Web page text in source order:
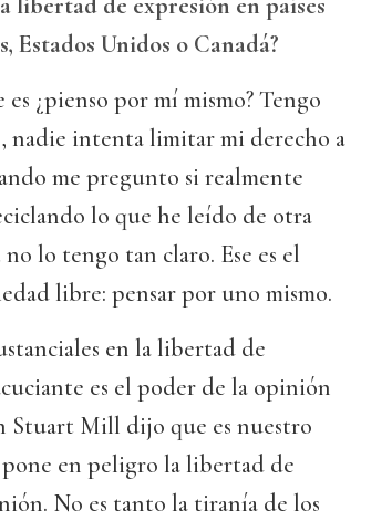
libertad de expresión en países
Estados Unidos o Canadá?
¿pienso por mí mismo? Tengo
nadie intenta limitar mi derecho a
me pregunto si realmente
lo que he leído de otra
lo tengo tan claro. Ese es el
libre: pensar por uno mismo.
en la libertad de
es el poder de la opinión
Stuart Mill dijo que es nuestro
en peligro la libertad de
No es tanto la tiranía de los